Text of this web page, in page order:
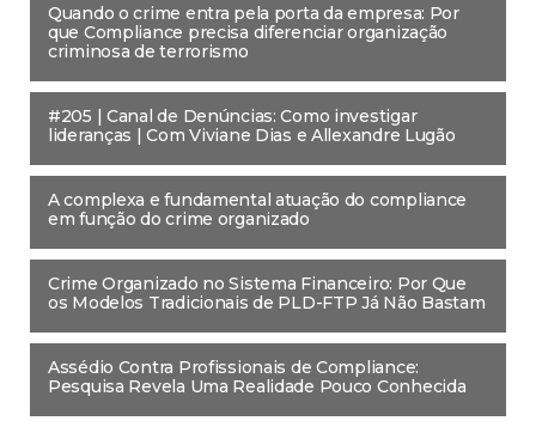
Quando o crime entra pela porta da empresa: Por
que Compliance precisa diferenciar organização
criminosa de terrorismo
#205 | Canal de Denúncias: Como investigar
lideranças | Com Viviane Dias e Allexandre Lugão
A complexa e fundamental atuação do compliance
em função do crime organizado
Crime Organizado no Sistema Financeiro: Por Que
os Modelos Tradicionais de PLD-FTP Já Não Bastam
Assédio Contra Profissionais de Compliance:
Pesquisa Revela Uma Realidade Pouco Conhecida